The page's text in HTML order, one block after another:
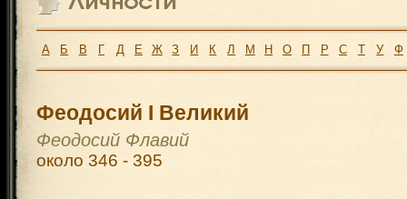
А Б В Г Д Е Ж З И К Л М Н О П Р С Т У Ф
Феодосий I Великий
Феодосий Флавий
около 346 - 395